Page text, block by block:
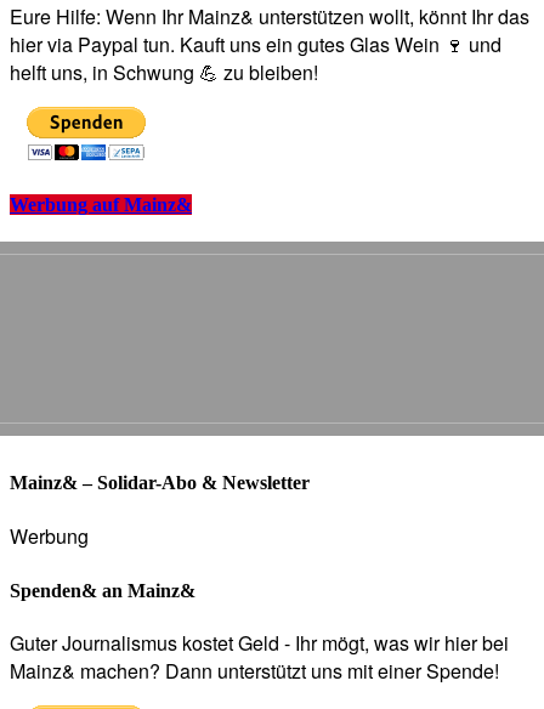
Eure Hilfe: Wenn Ihr Mainz& unterstützen wollt, könnt Ihr das
hier via Paypal tun. Kauft uns ein gutes Glas Wein 🍷 und
helft uns, in Schwung 💪 zu bleiben!
Werbung auf Mainz&
Mainz& – Solidar-Abo & Newsletter
Werbung
Spenden& an Mainz&
Guter Journalismus kostet Geld - Ihr mögt, was wir hier bei
Mainz& machen? Dann unterstützt uns mit einer Spende!